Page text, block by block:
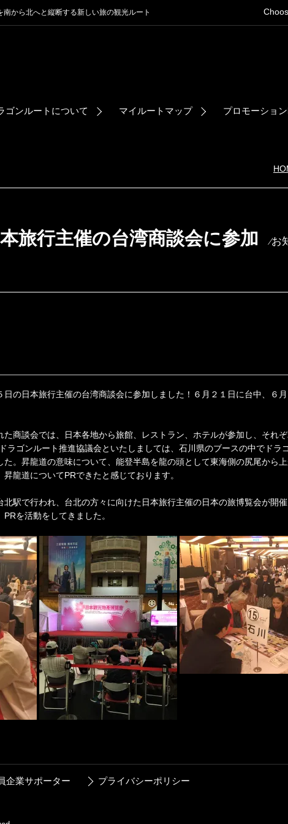
から北へと縦断する新しい旅の観光ルート
ゴンルートについて マイルートマップ プロモーショ
本旅行主催の台湾商談会に参加 ⁄お
日の日本旅行主催の台湾商談会に参加しました！６月２１日に台中、６
た商談会では、日本各地から旅館、レストラン、ホテルが参加し、それ
ラゴンルート推進協議会といたしましては、石川県のブースの中でド
た。昇龍道の意味について、能登半島を龍の頭として東海側の尻尾から
龍道についてPRできたと感じております。
北駅で行われ、台北の方々に向けた日本旅行主催の日本の旅博覧会が開
を活動をしてきました。
企業サポーター プライバシーポリシー